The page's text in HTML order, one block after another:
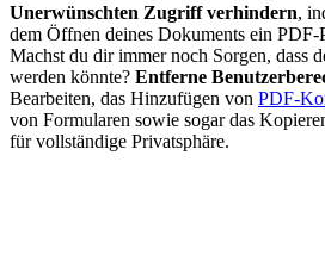
Unerwünschten Zugriff verhindern,
dem Öffnen deines Dokuments ein PDF-
Machst du dir immer noch Sorgen, dass
werden könnte? Entferne
Bearbeiten, das Hinzufügen von PDF-
von Formularen sowie sogar das
für vollständige Privatsphäre.